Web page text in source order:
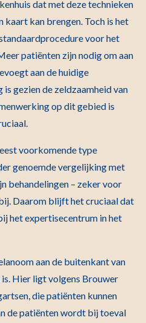
dat met deze technieken
kaart kan brengen. Toch is het
voor het
patiënten zijn nodig om aan
aan de huidige
gezien de zeldzaamheid van
op dit gebied is
voorkomende type
genoemde vergelijking met
behandelingen – zeker voor
Daarom blijft het cruciaal dat
het expertisecentrum in het
aan de buitenkant van
Hier ligt volgens Brouwer
die patiënten kunnen
de patiënten wordt bij toeval